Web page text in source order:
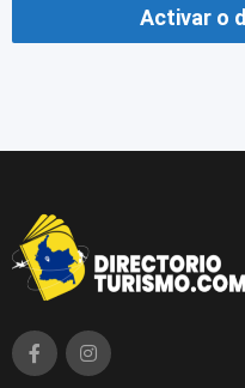
Activar o